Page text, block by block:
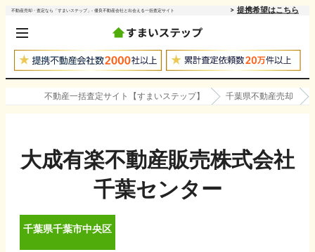
不動産売却・査定なら「すまいステップ」- 優良不動産会社と出会える一括査定サイト 提携希望はこちら
不動産一括査定サイト【すまいステップ】 千葉県不動産売却
大成有楽不動産販売株式会社
千葉センター
千葉県千葉市中央区